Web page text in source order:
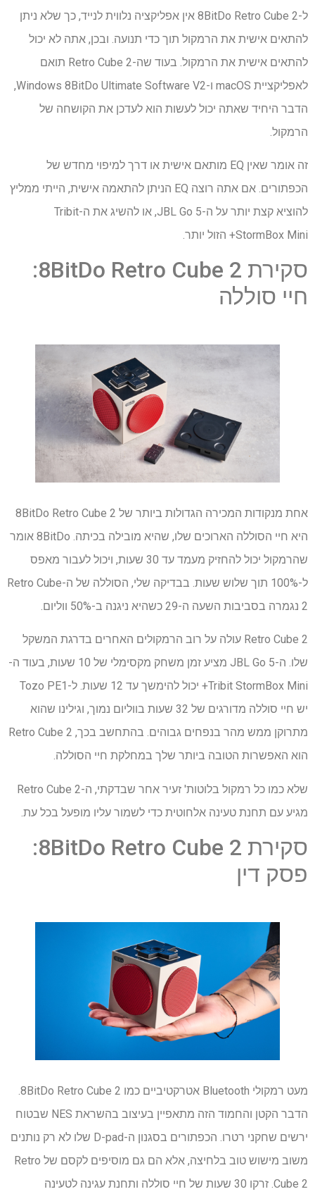
ל-8BitDo Retro Cube 2 אין אפליקציה נלווית לנייד, כך שלא ניתן
להתאים אישית את הרמקול תוך כדי תנועה. ובכן, אתה לא יכול
להתאים אישית את הרמקול. בעוד שה-Retro Cube 2 תואם
לאפליקציית macOS ו-Windows 8BitDo Ultimate Software V2,
הדבר היחיד שאתה יכול לעשות הוא לעדכן את הקושחה של
הרמקול.
זה אומר שאין EQ מותאם אישית או דרך למיפוי מחדש של
הכפתורים. אם אתה רוצה EQ הניתן להתאמה אישית, הייתי ממליץ
להוציא קצת יותר על ה-JBL Go 5, או להשיג את ה-Tribit
StormBox Mini+ הזול יותר.
סקירת 8BitDo Retro Cube 2:
חיי סוללה
אחת מנקודות המכירה הגדולות ביותר של 8BitDo Retro Cube 2
היא חיי הסוללה הארוכים שלו, שהיא מובילה בכיתה. 8BitDo אומר
שהרמקול יכול להחזיק מעמד עד 30 שעות, ויכול לעבור מאפס
ל-100% תוך שלוש שעות. בבדיקה שלי, הסוללה של ה-Retro Cube
2 נגמרה בסביבות השעה ה-29 כשהיא ניגנה ב-50% ווליום.
Retro Cube 2 עולה על רוב הרמקולים האחרים בדרגת המשקל
שלו. ה-JBL Go 5 מציע זמן משחק מקסימלי של 10 שעות, בעוד ה-
Tribit StormBox Mini+ יכול להימשך עד 12 שעות. ל-Tozo PE1
יש חיי סוללה מדורגים של 32 שעות בווליום נמוך, וגילינו שהוא
מתרוקן ממש מהר בנפחים גבוהים. בהתחשב בכך, Retro Cube 2
הוא האפשרות הטובה ביותר שלך במחלקת חיי הסוללה.
שלא כמו כל רמקול בלוטות' זעיר אחר שבדקתי, ה-Retro Cube 2
מגיע עם תחנת טעינה אלחוטית כדי לשמור עליו מופעל בכל עת.
סקירת 8BitDo Retro Cube 2:
פסק דין
מעט רמקולי Bluetooth אטרקטיביים כמו 8BitDo Retro Cube 2.
הדבר הקטן והחמוד הזה מתאפיין בעיצוב בהשראת NES שבטוח
ירשים שחקני רטרו. הכפתורים בסגנון ה-D-pad שלו לא רק נותנים
משוב מישוש טוב בלחיצה, אלא הם גם מוסיפים לקסם של Retro
Cube 2. זרקו 30 שעות של חיי סוללה ותחנת עגינה לטעינה